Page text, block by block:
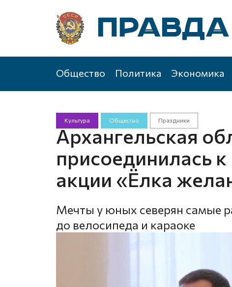
Общество Политика Экономика
Культура Общество Праздники
Архангельская
присоединилась
акции «Ёлка
Мечты у юных северян самые
до велосипеда и караоке